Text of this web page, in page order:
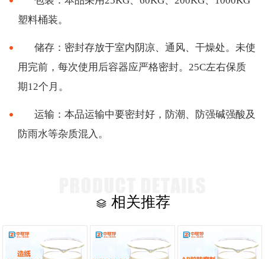
塑料桶装。
储存：密封存放于室内阴凉、通风、干燥处。未使
用完前，每次使用后容器应严格密封。 25C左右保质
期12个月。
运输：本品运输中要密封好，防潮、防强碱强酸及
防雨水等杂质混入。
相关推荐